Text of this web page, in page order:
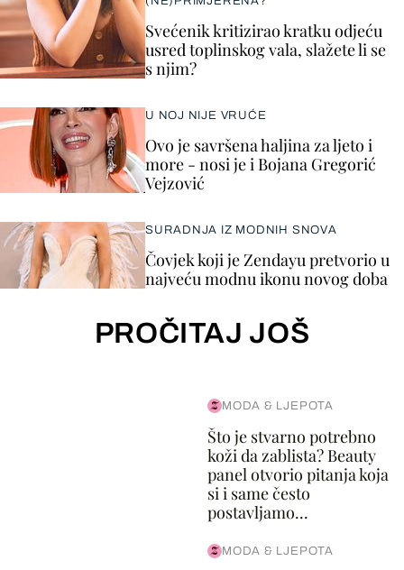
Svećenik kritizirao kratku odjeću
usred toplinskog vala, slažete li se
s njim?
U NOJ NIJE VRUĆE
Ovo je savršena haljina za ljeto i
more - nosi je i Bojana Gregorić
Vejzović
SURADNJA IZ MODNIH SNOVA
Čovjek koji je Zendayu pretvorio u
najveću modnu ikonu novog doba
PROČITAJ JOŠ
MODA & LJEPOTA
Što je stvarno potrebno
koži da zablista? Beauty
panel otvorio pitanja koja
si i same često
postavljamo...
MODA & LJEPOTA